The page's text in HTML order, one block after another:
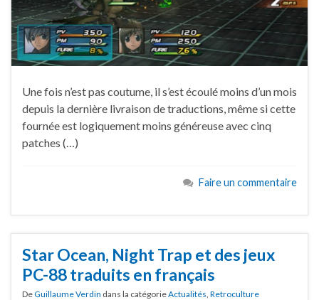
Une fois n’est pas coutume, il s’est écoulé moins d’un mois
depuis la dernière livraison de traductions, même si cette
fournée est logiquement moins généreuse avec cinq
patches (…)
Faire un commentaire
Star Ocean, Night Trap et des jeux
PC-88 traduits en français
DeGuillaume Verdin dans la catégorieActualités Retroculture